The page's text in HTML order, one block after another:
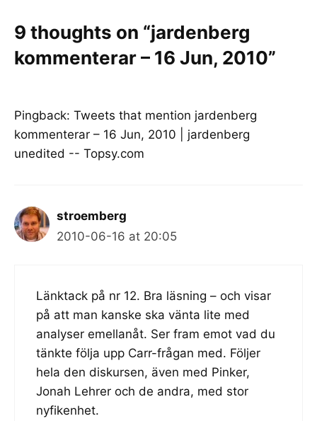
9 thoughts on “jardenberg
kommenterar – 16 Jun, 2010”
Pingback: Tweets that mention jardenberg
kommenterar – 16 Jun, 2010 | jardenberg
unedited -- Topsy.com
stroemberg
2010-06-16 at 20:05
Länktack på nr 12. Bra läsning – och visar
på att man kanske ska vänta lite med
analyser emellanåt. Ser fram emot vad du
tänkte följa upp Carr-frågan med. Följer
hela den diskursen, även med Pinker,
Jonah Lehrer och de andra, med stor
nyfikenhet.